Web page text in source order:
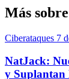
Más
Ciberataques 7
NatJack:
y Suplantan